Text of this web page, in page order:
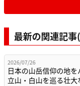
最新の関連記
2026/07/26
日本の山岳信仰の地
立山・白山を巡る壮